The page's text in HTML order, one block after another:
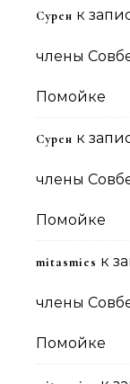
Сурен к
члены
Помойке
Сурен к
члены
Помойке
mitasmies к
члены
Помойке